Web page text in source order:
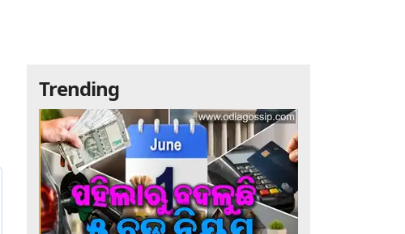
Trending